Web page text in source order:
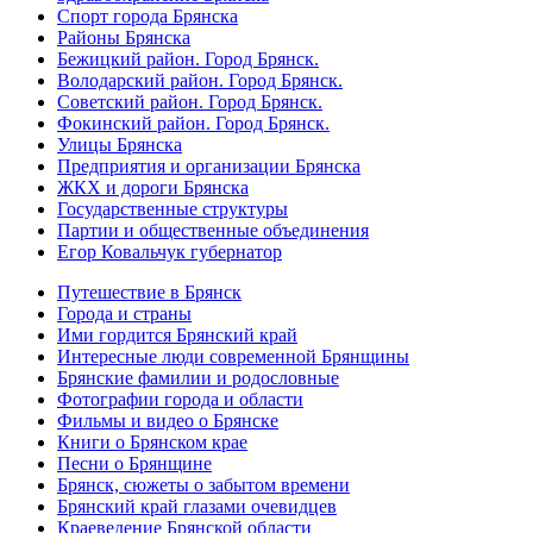
Спорт города Брянска
Районы Брянска
Бежицкий район. Город Брянск.
Володарский район. Город Брянск.
Советский район. Город Брянск.
Фокинский район. Город Брянск.
Улицы Брянска
Предприятия и организации Брянска
ЖКХ и дороги Брянска
Государственные структуры
Партии и общественные объединения
Егор Ковальчук губернатор
Путешествие в Брянск
Города и страны
Ими гордится Брянский край
Интересные люди современной Брянщины
Брянские фамилии и родословные
Фотографии города и области
Фильмы и видео о Брянске
Книги о Брянском крае
Песни о Брянщине
Брянск, сюжеты о забытом времени
Брянский край глазами очевидцев
Краеведение Брянской области